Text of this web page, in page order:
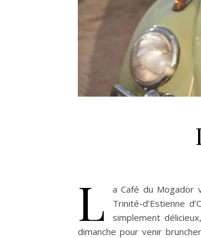
L
a Café du Mogador
Trinité-d’Estienne
simplement
dimanche pour venir